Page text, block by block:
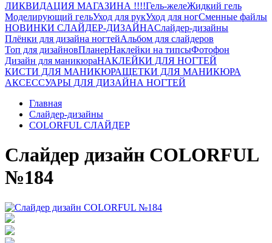
ЛИКВИДАЦИЯ МАГАЗИНА !!!!Гель-желеЖидкий гель
Моделирующий гельУход для рукУход для ногСменные файлы
НОВИНКИ СЛАЙДЕР-ДИЗАЙНАСлайдер-дизайны
Плёнки для дизайна ногтейАльбом для слайдеров
Топ для дизайновПланерНаклейки на типсыФотофон
Дизайн для маникюраНАКЛЕЙКИ ДЛЯ НОГТЕЙ
КИСТИ ДЛЯ МАНИКЮРАЩЕТКИ ДЛЯ МАНИКЮРА
АКСЕССУАРЫ ДЛЯ ДИЗАЙНА НОГТЕЙ
Главная
Слайдер-дизайны
COLORFUL СЛАЙДЕР
Слайдер дизайн COLORFUL
№184